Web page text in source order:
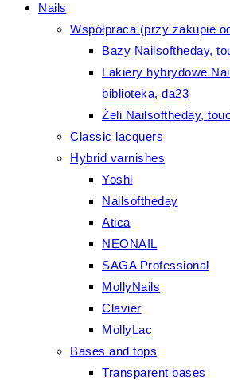
Nails
Współpraca (przy zakupie
Bazy Nailsoftheday,
Lakiery hybrydowe
biblioteka, da23
Żeli Nailsoftheday,
Classic lacquers
Hybrid varnishes
Yoshi
Nailsoftheday
Atica
NEONAIL
SAGA Professional
MollyNails
Clavier
MollyLac
Bases and tops
Transparent bases